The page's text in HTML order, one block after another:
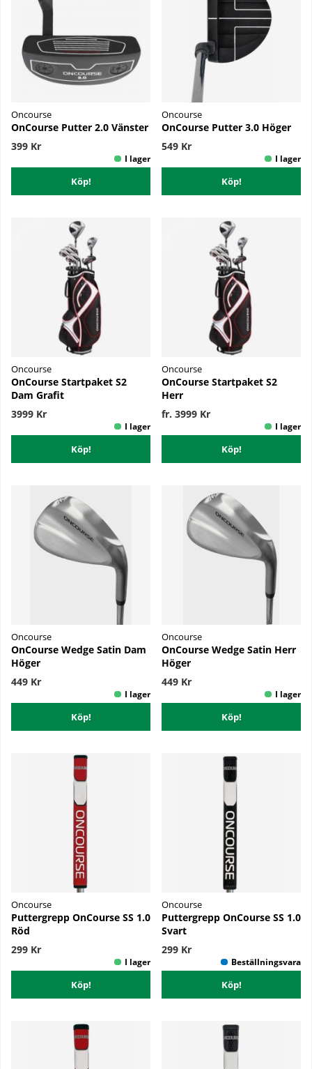
Oncourse
OnCourse Putter 2.0 Vänster
399 Kr
Köp!
Oncourse
OnCourse Putter 3.0 Höger
549 Kr
Köp!
Oncourse
OnCourse Startpaket S2
Dam Grafit
3999 Kr
Köp!
Oncourse
OnCourse Startpaket S2
Herr
fr. 3999 Kr
Köp!
Oncourse
OnCourse Wedge Satin Dam
Höger
449 Kr
Köp!
Oncourse
OnCourse Wedge Satin Herr
Höger
449 Kr
Köp!
Oncourse
Puttergrepp OnCourse SS 1.0
Röd
299 Kr
Köp!
Oncourse
Puttergrepp OnCourse SS 1.0
Svart
299 Kr
Köp!